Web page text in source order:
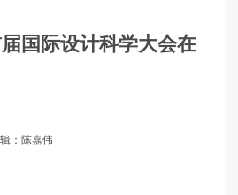
聚国际设计科学大会在
：陈嘉伟